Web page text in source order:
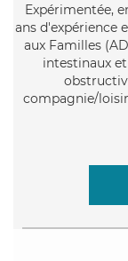
Expérimentée,
ans d'expérience
aux Familles
intestinaux
compagnie/